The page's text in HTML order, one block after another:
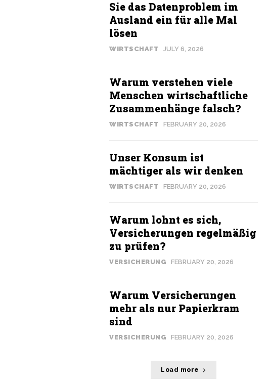
Sie das Datenproblem im
Ausland ein für alle Mal
lösen
WIRTSCHAFT JULY 6, 2026
Warum verstehen viele
Menschen wirtschaftliche
Zusammenhänge falsch?
WIRTSCHAFT FEBRUARY 20, 2026
Unser Konsum ist
mächtiger als wir denken
WIRTSCHAFT FEBRUARY 20, 2026
Warum lohnt es sich,
Versicherungen regelmäßig
zu prüfen?
VERSICHERUNG FEBRUARY 20, 2026
Warum Versicherungen
mehr als nur Papierkram
sind
VERSICHERUNG FEBRUARY 20, 2026
Load more